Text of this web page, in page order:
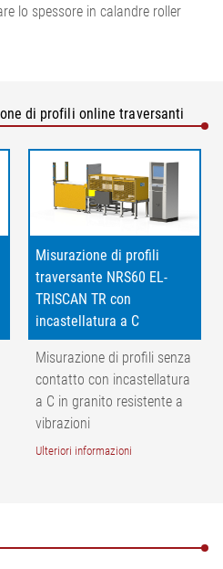
lo spessore in calandre roller
di attraversamento | M =
di profili online traversanti
Misurazione di profili
traversante NRS60 EL-
TRISCAN TR con
incastellatura a C
Misurazione di profili senza
contatto con incastellatura
a C in granito resistente a
vibrazioni
Ulteriori informazioni